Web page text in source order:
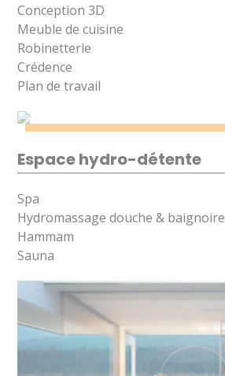
Conception 3D
Meuble de cuisine
Robinetterie
Crédence
Plan de travail
Espace hydro-détente
Spa
Hydromassage douche & baignoire
Hammam
Sauna